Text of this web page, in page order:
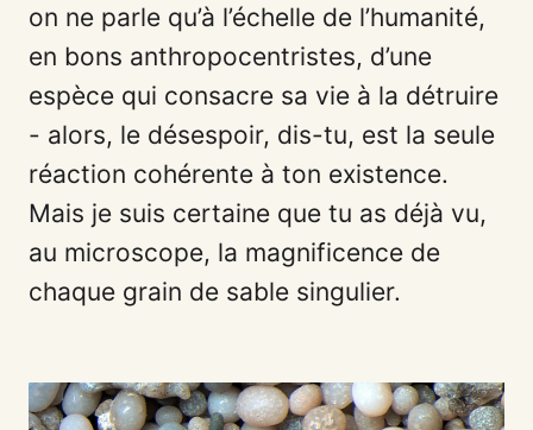
on ne parle qu’à l’échelle de l’humanité,
en bons anthropocentristes, d’une
espèce qui consacre sa vie à la détruire
- alors, le désespoir, dis-tu, est la seule
réaction cohérente à ton existence.
Mais je suis certaine que tu as déjà vu,
au microscope, la magnificence de
chaque grain de sable singulier.